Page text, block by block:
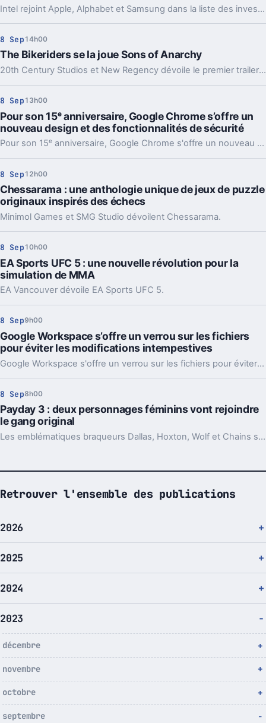
Intel rejoint Apple, Alphabet et Samsung dans la liste des investisseurs d'Arm. Une décision tout à fait logique pour Intel.
8 Sep 14h00
The Bikeriders se la joue Sons of Anarchy
20th Century Studios et New Regency dévoile le premier trailer de The Bikeriders, un film de motards avec Tom Hardy, Jodie Comer et Austin Butler.
8 Sep 13h00
Pour son 15ᵉ anniversaire, Google Chrome s’offre un
nouveau design et des fonctionnalités de sécurité
Pour son 15ᵉ anniversaire, Google Chrome s'offre un nouveau design. La firme de Mountain View améliore aussi la sécurité de la navigation.
8 Sep 12h00
Chessarama : une anthologie unique de jeux de puzzle
originaux inspirés des échecs
Minimol Games et SMG Studio dévoilent Chessarama.
8 Sep 10h00
EA Sports UFC 5 : une nouvelle révolution pour la
simulation de MMA
EA Vancouver dévoile EA Sports UFC 5.
8 Sep9h00
Google Workspace s’offre un verrou sur les fichiers
pour éviter les modifications intempestives
Google Workspace s'offre un verrou sur les fichiers pour éviter les modifications intempestives. Rien de révolutionnaire, mais une nouveauté fort utile au quotidien.
8 Sep8h00
Payday 3 : deux personnages féminins vont rejoindre
le gang original
Les emblématiques braqueurs Dallas, Hoxton, Wolf et Chains seront accompagnés de Pearl et Joy dans Payday 3.
Retrouver l'ensemble des publications
2026
2025
2024
2023
décembre
novembre
octobre
septembre